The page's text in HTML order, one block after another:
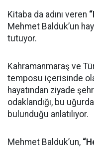
Kitaba da adını veren
Mehmet Balduk’un
tutuyor.
Kahramanmaraş ve
temposu içerisinde
hayatından ziyade
odaklandığı, bu
bulunduğu anlatılıyor.
Mehmet Balduk’un,